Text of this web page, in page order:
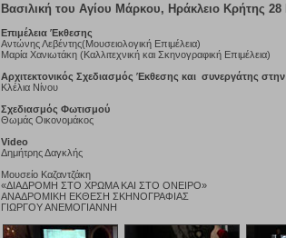
Βασιλική του Αγίου Μάρκου, Ηράκλειο Κρήτης
Επιμέλεια Έκθεσης
Αντώνης Λεβέντης(Μουσειολογική Επιμέλεια)
Μαρία Χανιωτάκη (Καλλιτεχνική και Σκηνογραφική Επιμέλεια)
Αρχιτεκτονικός Σχεδιασμός Έκθεσης και συνεργάτης στην
Κλέλια Νίνου
Σχεδιασμός Φωτισμού
Θωμάς Οικονομάκος
Video
Δημήτρης Δαγκλής
Μουσείο Καζαντζάκη
«ΔΙΑΔΡΟΜΗ ΣΤΟ ΧΡΩΜΑ ΚΑΙ ΣΤΟ ΟΝΕΙΡΟ»
ΑΝΑΔΡΟΜΙΚΗ ΕΚΘΕΣΗ ΣΚΗΝΟΓΡΑΦΙΑΣ
ΓΙΩΡΓΟΥ ΑΝΕΜΟΓΙΑΝΝΗ